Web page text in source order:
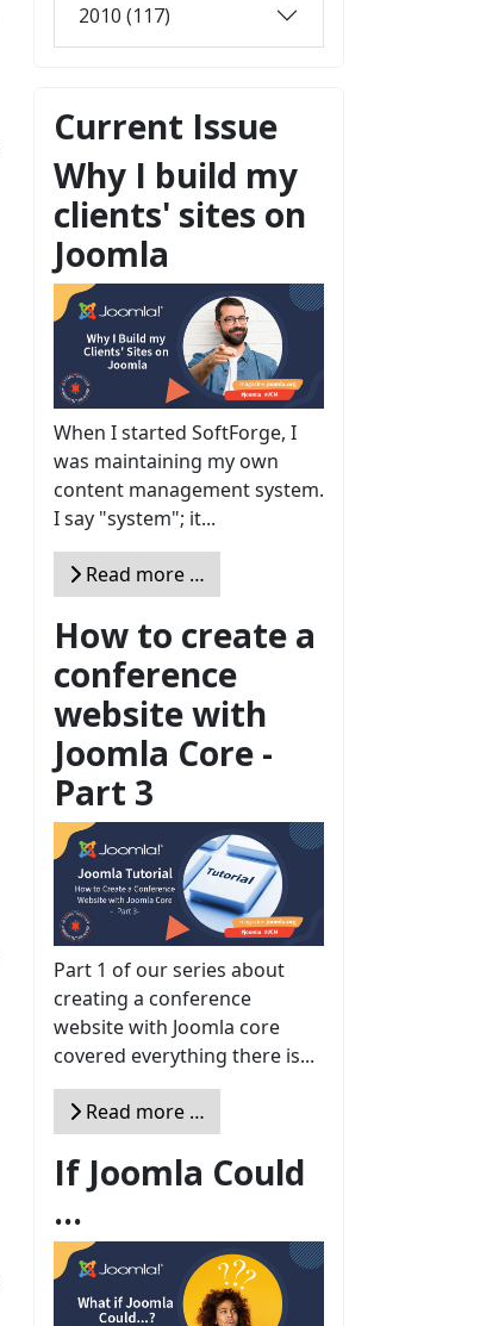
2010 (117)
Current Issue
Why I build my
clients' sites on
Joomla
When I started SoftForge, I
was maintaining my own
content management system.
I say "system"; it...
Read more …
How to create a
conference
website with
Joomla Core -
Part 3
Part 1 of our series about
creating a conference
website with Joomla core
covered everything there is...
Read more …
If Joomla Could
...